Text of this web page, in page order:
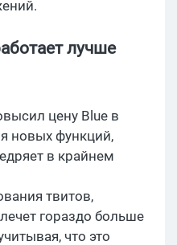
лучше
цену Blue в
новых функций,
в крайнем
твитов,
гораздо больше
что это